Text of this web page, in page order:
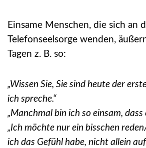
Einsame Menschen, die sich an
Telefonseelsorge wenden,
Tagen z. B. so:
„Wissen Sie, Sie sind heute der
ich spreche.“
„Manchmal bin ich so einsam, dass
„Ich möchte nur ein bisschen
ich das Gefühl habe, nicht allein